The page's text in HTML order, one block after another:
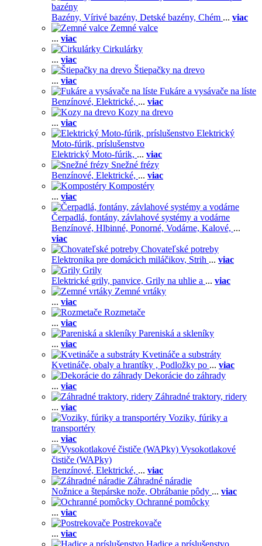
bazény
Bazény, Vírivé bazény, Detské bazény, Chém ... viac
Zemné valce
... viac
Cirkulárky
... viac
Štiepačky na drevo
... viac
Fukáre a vysávače na líste
Benzínové, Elektrické, ... viac
Kozy na drevo
... viac
Elektrický
Moto-fúrik, príslušenstvo
Elektrický Moto-fúrik, ... viac
Snežné frézy
Benzínové, Elektrické, ... viac
Kompostéry
... viac
Čerpadlá, fontány, závlahové systémy a vodárne
Benzínové, Hlbinné, Ponorné, Vodárne, Kalové, ...
viac
Chovateľské potreby
Elektronika pre domácich miláčikov, Strih ... viac
Grily
Elektrické grily, panvice, Grily na uhlie a ... viac
Zemné vrtáky
... viac
Rozmetače
... viac
Pareniská a skleníky
... viac
Kvetináče a substráty
Kvetináče, obaly a hrantíky , Podložky po ... viac
Dekorácie do záhrady
... viac
Záhradné traktory, ridery
... viac
Voziky, fúriky a
transportéry
... viac
Vysokotlakové
čističe (WAPky)
Benzínové, Elektrické, ... viac
Záhradné náradie
Nožnice a štepárske nože, Obrábanie pôdy ... viac
Ochranné pomôcky
... viac
Postrekovače
... viac
Hadice a príslušenstvo